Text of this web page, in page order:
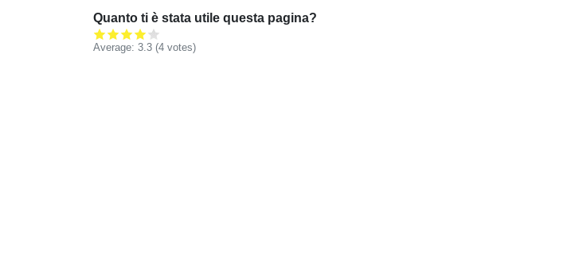
Quanto ti è stata utile questa pagina?
Average: 3.3 (4 votes)